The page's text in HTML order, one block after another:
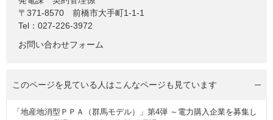
〒371-8570
前橋市大手町1-1-1
Tel：027-226-3972
お問い合わせフォーム
このページを見ている人はこんなページも見ています
「地産地消型ＰＰＡ（群馬モデル）」第4弾 ～電力購入企業を募集し